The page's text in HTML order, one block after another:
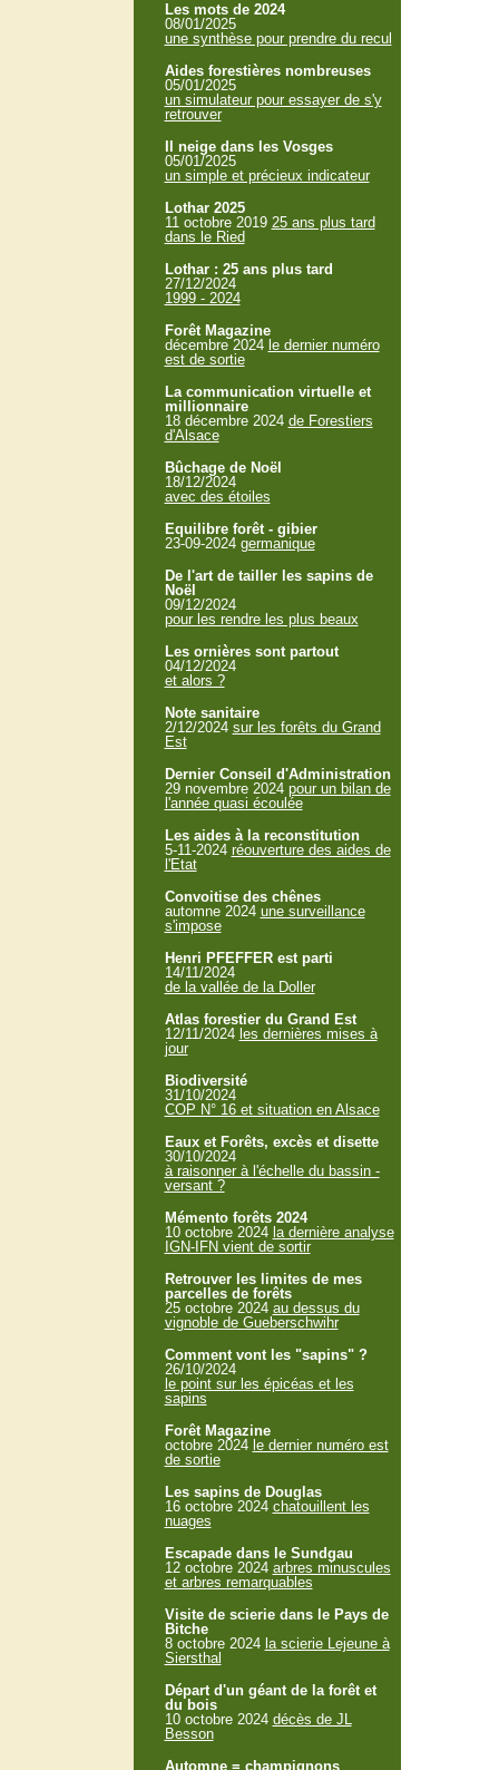
Les mots de 2024
08/01/2025
une synthèse pour prendre du recul
Aides forestières nombreuses
05/01/2025
un simulateur pour essayer de s'y
retrouver
Il neige dans les Vosges
05/01/2025
un simple et précieux indicateur
Lothar 2025
11 octobre 2019 25 ans plus tard
dans le Ried
Lothar : 25 ans plus tard
27/12/2024
1999 - 2024
Forêt Magazine
décembre 2024 le dernier numéro
est de sortie
La communication virtuelle et
millionnaire
18 décembre 2024 de Forestiers
d'Alsace
Bûchage de Noël
18/12/2024
avec des étoiles
Equilibre forêt - gibier
23-09-2024 germanique
De l'art de tailler les sapins de
Noël
09/12/2024
pour les rendre les plus beaux
Les ornières sont partout
04/12/2024
et alors ?
Note sanitaire
2/12/2024 sur les forêts du Grand
Est
Dernier Conseil d'Administration
29 novembre 2024 pour un bilan de
l'année quasi écoulée
Les aides à la reconstitution
5-11-2024 réouverture des aides de
l'Etat
Convoitise des chênes
automne 2024 une surveillance
s'impose
Henri PFEFFER est parti
14/11/2024
de la vallée de la Doller
Atlas forestier du Grand Est
12/11/2024 les dernières mises à
jour
Biodiversité
31/10/2024
COP N° 16 et situation en Alsace
Eaux et Forêts, excès et disette
30/10/2024
à raisonner à l'échelle du bassin -
versant ?
Mémento forêts 2024
10 octobre 2024 la dernière analyse
IGN-IFN vient de sortir
Retrouver les limites de mes
parcelles de forêts
25 octobre 2024 au dessus du
vignoble de Gueberschwihr
Comment vont les "sapins" ?
26/10/2024
le point sur les épicéas et les
sapins
Forêt Magazine
octobre 2024 le dernier numéro est
de sortie
Les sapins de Douglas
16 octobre 2024 chatouillent les
nuages
Escapade dans le Sundgau
12 octobre 2024 arbres minuscules
et arbres remarquables
Visite de scierie dans le Pays de
Bitche
8 octobre 2024 la scierie Lejeune à
Siersthal
Départ d'un géant de la forêt et
du bois
10 octobre 2024 décès de JL
Besson
Automne = champignons